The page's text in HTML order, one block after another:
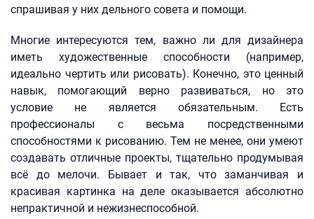
спрашивая у них дельного совета и помощи.
Многие интересуются тем, важно ли для дизайнера
иметь художественные способности (например,
идеально чертить или рисовать). Конечно, это ценный
навык, помогающий верно развиваться, но это
условие не является обязательным. Есть
профессионалы с весьма посредственными
способностями к рисованию. Тем не менее, они умеют
создавать отличные проекты, тщательно продумывая
всё до мелочи. Бывает и так, что заманчивая и
красивая картинка на деле оказывается абсолютно
непрактичной и нежизнеспособной.